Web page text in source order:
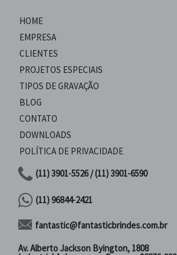
HOME
EMPRESA
CLIENTES
PROJETOS ESPECIAIS
TIPOS DE GRAVAÇÃO
BLOG
CONTATO
DOWNLOADS
POLÍTICA DE PRIVACIDADE
(11) 3901-5526 / (11) 3901-6590
(11) 96844-2421
fantastic@fantasticbrindes.com.br
Av. Alberto Jackson Byington, 1808